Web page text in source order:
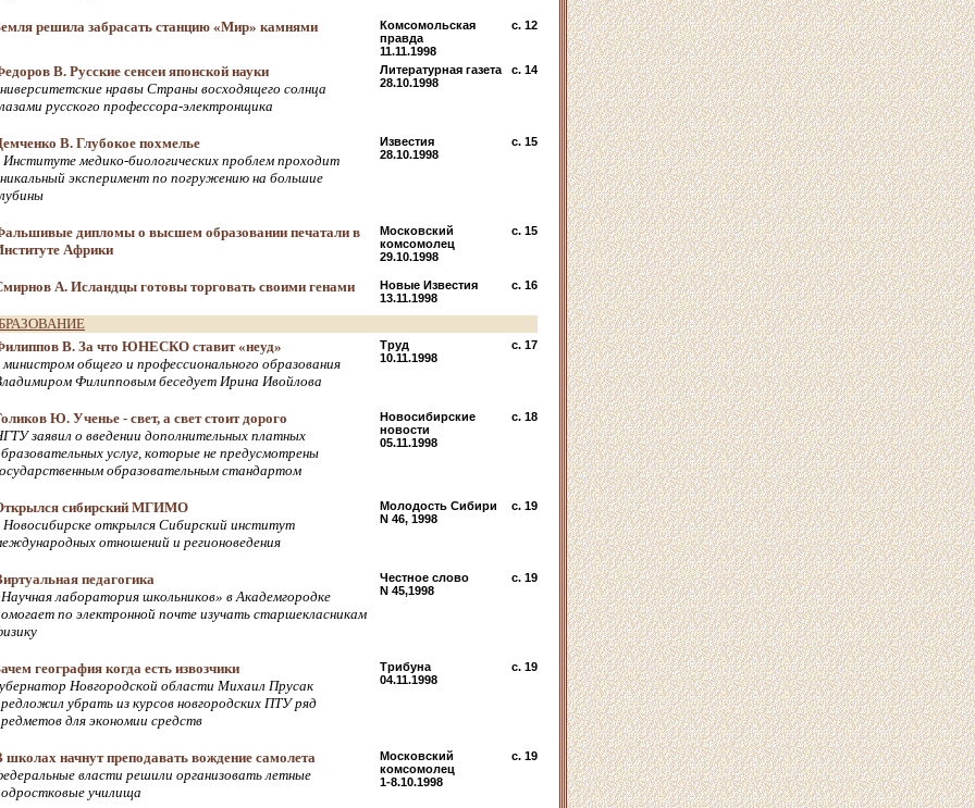
решила забрасать станцию «Мир» камнями
Комсомольская
правда
11.11.1998
c. 12
В. Русские сенсеи японской науки
нравы Страны восходящего солнца
русского профессора-электронщика
Литературная газета
28.10.1998
c. 14
В. Глубокое похмелье
Институте медико-биологических проблем проходит
эксперимент по погружению на большие
Известия
28.10.1998
c. 15
дипломы о высшем образовании печатали в
Африки
Московский
комсомолец
29.10.1998
c. 15
А. Исландцы готовы торговать своими генами
Новые Известия
13.11.1998
c. 16
В. За что ЮНЕСКО ставит «неуд»
министром общего и профессионального образования
Филипповым беседует Ирина Ивойлова
Труд
10.11.1998
c. 17
Ю. Ученье - свет, а свет стоит дорого
заявил о введении дополнительных платных
услуг, которые не предусмотрены
образовательным стандартом
Новосибирские
новости
05.11.1998
c. 18
сибирский МГИМО
Новосибирске открылся Сибирский институт
отношений и регионоведения
Молодость Сибири
N 46, 1998
c. 19
педагогика
лаборатория школьников» в Академгородке
по электронной почте изучать старшекласникам
Честное слово
N 45,1998
c. 19
география когда есть извозчики
Новгородской области Михаил Прусак
убрать из курсов новгородских ПТУ ряд
для экономии средств
Трибуна
04.11.1998
c. 19
школах начнут преподавать вождение самолета
власти решили организовать летные
училища
Московский
комсомолец
1-8.10.1998
c. 19